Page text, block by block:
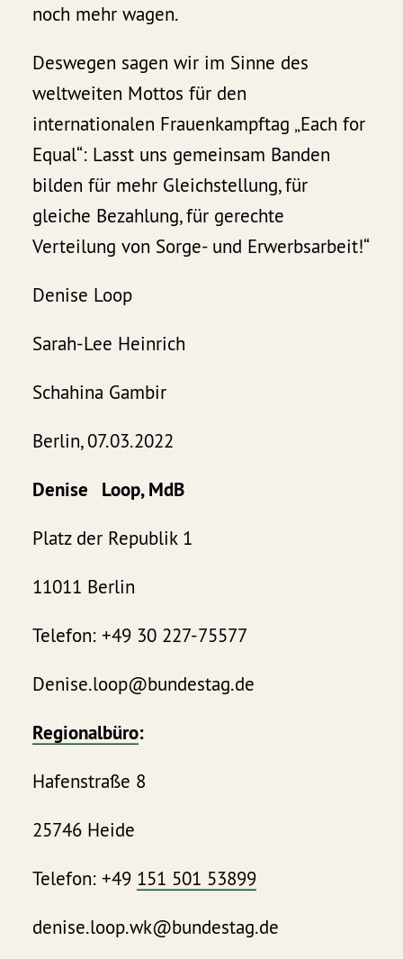
noch mehr wagen.
Deswegen sagen wir im Sinne des
weltweiten Mottos für den
internationalen Frauenkampftag „Each for
Equal“: Lasst uns gemeinsam Banden
bilden für mehr Gleichstellung, für
gleiche Bezahlung, für gerechte
Verteilung von Sorge- und Erwerbsarbeit!“
Denise Loop
Sarah-Lee Heinrich
Schahina Gambir
Berlin, 07.03.2022
Denise Loop, MdB
Platz der Republik 1
11011 Berlin
Telefon: +49 30 227-75577
Denise.loop@bundestag.de
Regionalbüro:
Hafenstraße 8
25746 Heide
Telefon: +49 151 501 53899
denise.loop.wk@bundestag.de